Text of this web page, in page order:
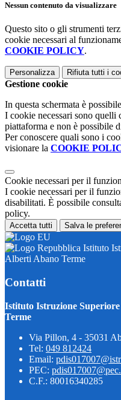
Nessun contenuto da visualizzare
Questo sito o gli strumenti
cookie necessari al
COOKIE POLICY.
Personalizza Rifiuta tutti i
Gestione cookie
In questa schermata è
I cookie necessari sono quelli
piattaforma e non è possibile
Per conoscere quali sono i
visionare la COOKIE
Cookie necessari per il
I cookie necessari per il
disabilitati. È possibile
policy.
Accetta tutti Salva le
Istituto
Alberti Abano Terme
Contatti
Istituto Istruzione
Terme
Via Pillon, 4 - 35031
Tel: 049 812424
Email:
PEC:
C.F.: 80016340285